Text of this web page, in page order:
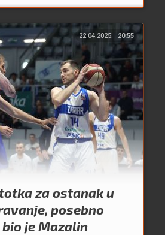
22.04.2025. 20:55
za ostanak u
posebno
je Mazalin